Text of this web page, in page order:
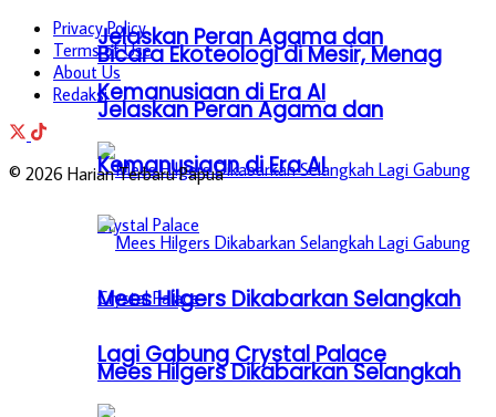
Jelaskan Peran Agama dan
Kemanusiaan di Era AI
Mees Hilgers Dikabarkan Selangkah
Lagi Gabung Crystal Palace
Bicara Ekoteologi di Mesir, Menag
Jelaskan Peran Agama dan
Kemanusiaan di Era AI
Mees Hilgers Dikabarkan Selangkah
Privacy Policy
Terms of Use
About Us
Redaksi
© 2026 Harian Terbaru Papua